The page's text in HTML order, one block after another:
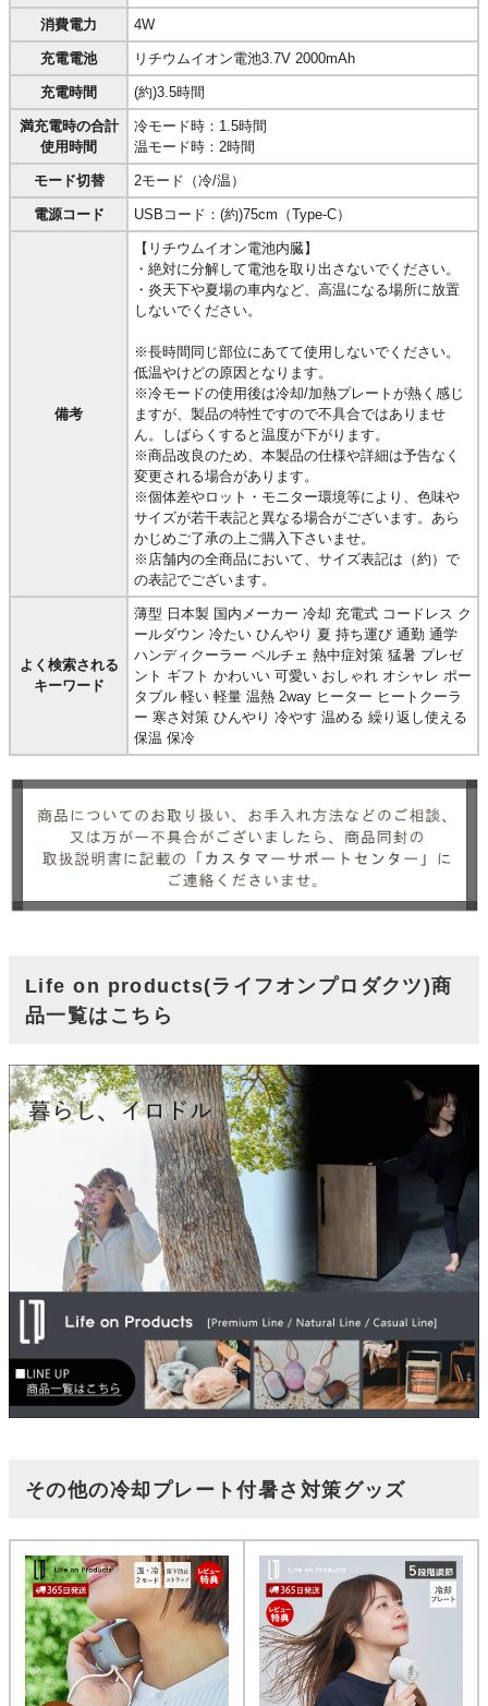
消費電力 4W
充電電池 リチウムイオン電池3.7V 2000mAh
充電時間 (約)3.5時間
満充電時の合計
使用時間
冷モード時：1.5時間
温モード時：2時間
モード切替 2モード（冷/温）
電源コード USBコード：(約)75cm（Type-C）
備考
【リチウムイオン電池内臓】
・絶対に分解して電池を取り出さないでください。
・炎天下や夏場の車内など、高温になる場所に放置
しないでください。
※長時間同じ部位にあてて使用しないでください。
低温やけどの原因となります。
※冷モードの使用後は冷却/加熱プレートが熱く感じ
ますが、製品の特性ですので不具合ではありませ
ん。しばらくすると温度が下がります。
※商品改良のため、本製品の仕様や詳細は予告なく
変更される場合があります。
※個体差やロット・モニター環境等により、色味や
サイズが若干表記と異なる場合がございます。あら
かじめご了承の上ご購入下さいませ。
※店舗内の全商品において、サイズ表記は（約）で
の表記でございます。
よく検索される
キーワード
薄型 日本製 国内メーカー 冷却 充電式 コードレス ク
ールダウン 冷たい ひんやり 夏 持ち運び 通勤 通学
ハンディクーラー ペルチェ 熱中症対策 猛暑 プレゼ
ント ギフト かわいい 可愛い おしゃれ オシャレ ポー
タブル 軽い 軽量 温熱 2way ヒーター ヒートクーラ
ー 寒さ対策 ひんやり 冷やす 温める 繰り返し使える
保温 保冷
Life on products(ライフオンプロダクツ)商
品一覧はこちら
その他の冷却プレート付暑さ対策グッズ